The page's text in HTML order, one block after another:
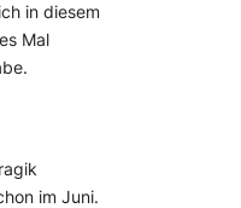
in diesem
Mal
im Juni.